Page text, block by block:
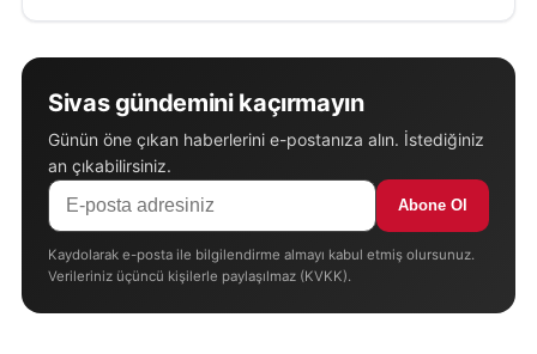
Sivas gündemini kaçırmayın
Günün öne çıkan haberlerini e-postanıza alın. İstediğiniz
an çıkabilirsiniz.
Abone Ol
Kaydolarak e-posta ile bilgilendirme almayı kabul etmiş olursunuz.
Verileriniz üçüncü kişilerle paylaşılmaz (KVKK).